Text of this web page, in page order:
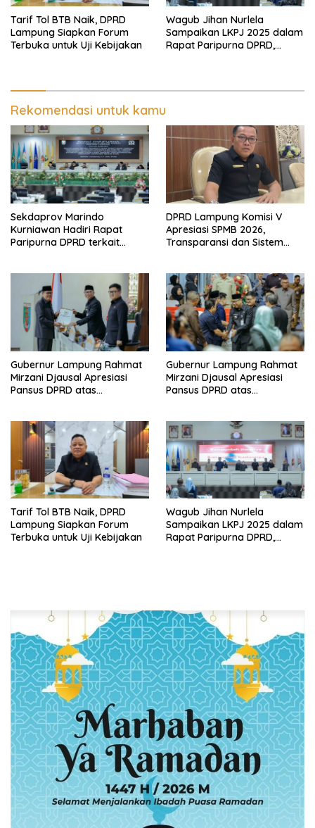
Tarif Tol BTB Naik, DPRD
Lampung Siapkan Forum
Terbuka untuk Uji Kebijakan
Wagub Jihan Nurlela
Sampaikan LKPJ 2025 dalam
Rapat Paripurna DPRD,
Rekomendasi untuk kamu
Sekdaprov Marindo
Kurniawan Hadiri Rapat
Paripurna DPRD terkait
Daerah Provinsi Lampung
Tahun 2026
DPRD Lampung Komisi V
Apresiasi SPMB 2026,
Transparansi dan Sistem
yang Sukses
Gubernur Lampung Rahmat
Mirzani Djausal Apresiasi
Pansus DPRD atas
Rapat Paripurna DPRD
Lampung
Gubernur Lampung Rahmat
Mirzani Djausal Apresiasi
Pansus DPRD atas
Rapat Paripurna DPRD
Lampung
Tarif Tol BTB Naik, DPRD
Lampung Siapkan Forum
Terbuka untuk Uji Kebijakan
Wagub Jihan Nurlela
Sampaikan LKPJ 2025 dalam
Rapat Paripurna DPRD,